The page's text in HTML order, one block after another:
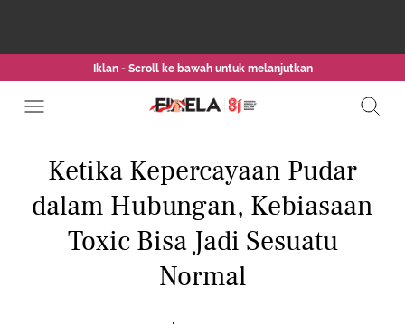
Iklan - Scroll ke bawah untuk melanjutkan
Ketika Kepercayaan Pudar
dalam Hubungan, Kebiasaan
Toxic Bisa Jadi Sesuatu
Normal